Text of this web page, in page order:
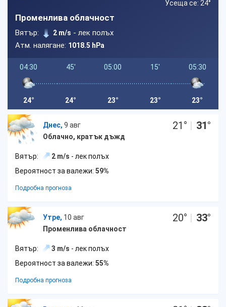
Усеща се: 24°
Променлива облачност
Вятър: 2 m/s - лек полъх
Атм. налягане: 1018.5 hPa
04:30
24°
45'
24°
05:00
23°
15'
23°
05:30
23°
Днес, 9 авг
Облачно, кратък дъжд
21 ° | 31°
Вятър: 2 m/s - лек полъх
Вероятност за валежи: 59%
Подробна прогноза
Утре, 10 авг
Променлива облачност
20° | 33°
Вятър: 3 m/s - лек полъх
Вероятност за валежи: 55%
Подробна прогноза